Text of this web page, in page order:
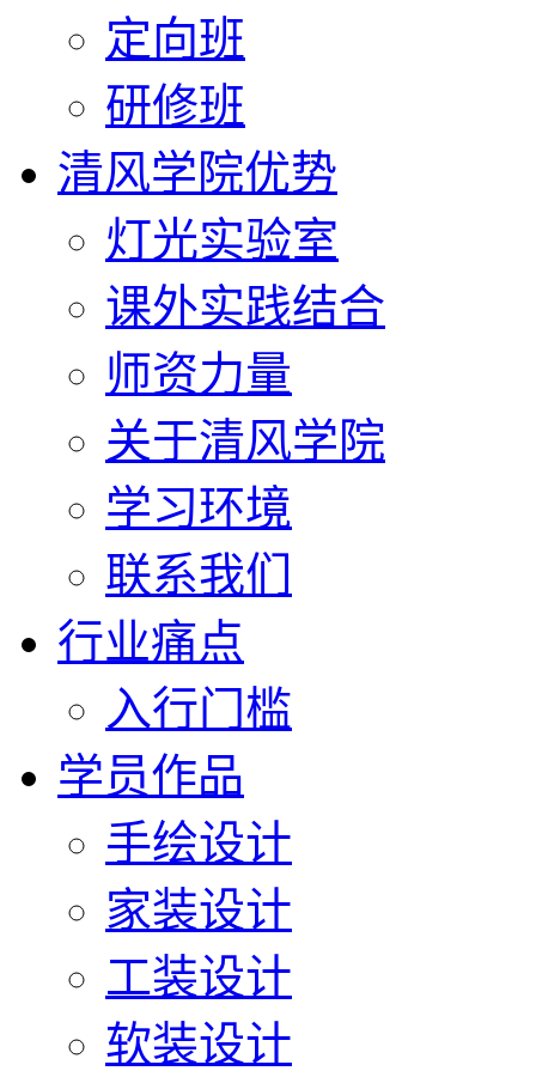
定向班
研修班
清风学院优势
灯光实验室
课外实践结合
师资力量
关于清风学院
学习环境
联系我们
行业痛点
入行门槛
学员作品
手绘设计
家装设计
工装设计
软装设计